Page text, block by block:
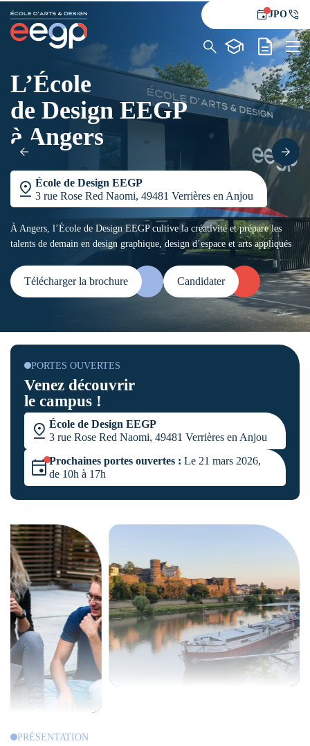
JPO
L’école
Formations
Alternance
Le blog
Contact
L’École
de Design EEGP
à Angers
École de Design EEGP
3 rue Rose Red Naomi, 49481 Verrières en Anjou
À Angers, l’École de Design EEGP cultive la créativité et prépare les
talents de demain en design graphique, design d’espace et arts appliqués
Télécharger la brochure Candidater
PORTES OUVERTES
Venez découvrir
le campus !
École de Design EEGP
3 rue Rose Red Naomi, 49481 Verrières en Anjou
Prochaines portes ouvertes : Le 21 mars 2026,
de 10h à 17h
PRÉSENTATION